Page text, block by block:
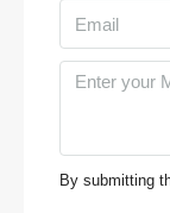
By submitting